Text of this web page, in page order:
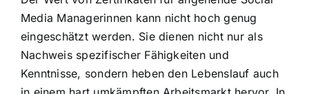
Media Managerinnen kann nicht hoch genug
eingeschätzt werden. Sie dienen nicht nur als
Nachweis spezifischer Fähigkeiten und
Kenntnisse, sondern heben den Lebenslauf auch